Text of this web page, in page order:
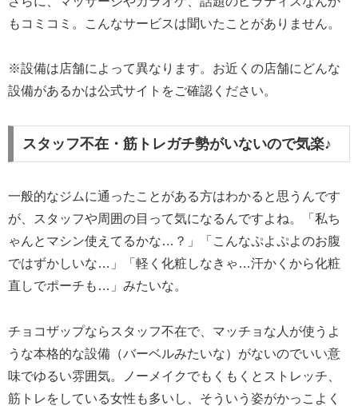
もコミコミ。こんなサービスは聞いたことがありません。
※設備は店舗によって異なります。お近くの店舗にどんな
設備があるかは公式サイトをご確認ください。
スタッフ不在・筋トレガチ勢がいないので気楽♪
一般的なジムに通ったことがある方はわかると思うんです
が、スタッフや周囲の目って気になるんですよね。「私ち
ゃんとマシン使えてるかな…？」「こんなぷよぷよのお腹
ではずかしいな…」「軽く化粧しなきゃ…汗かくから化粧
直しでポーチも…」みたいな。
チョコザップならスタッフ不在で、マッチョな人が使うよ
うな本格的な設備（バーベルみたいな）がないのでいい意
味でゆるい雰囲気。ノーメイクでもくもくとストレッチ、
筋トレをしている女性も多いし、そういう姿がかっこよく